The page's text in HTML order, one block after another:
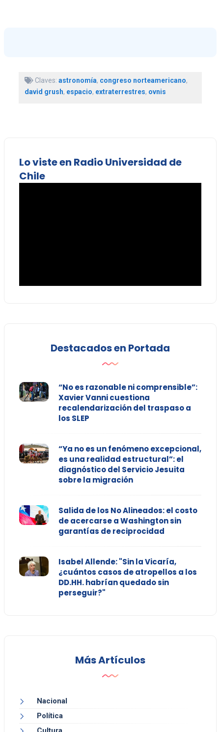
Claves: astronomía, congreso norteamericano,
david grush, espacio, extraterrestres, ovnis
Lo viste en Radio Universidad de
Chile
Destacados en Portada
“No es razonable ni comprensible”:
Xavier Vanni cuestiona
recalendarización del traspaso a
los SLEP
“Ya no es un fenómeno excepcional,
es una realidad estructural”: el
diagnóstico del Servicio Jesuita
sobre la migración
Salida de los No Alineados: el costo
de acercarse a Washington sin
garantías de reciprocidad
Isabel Allende: "Sin la Vicaría,
¿cuántos casos de atropellos a los
DD.HH. habrían quedado sin
perseguir?"
Más Artículos
Nacional
Política